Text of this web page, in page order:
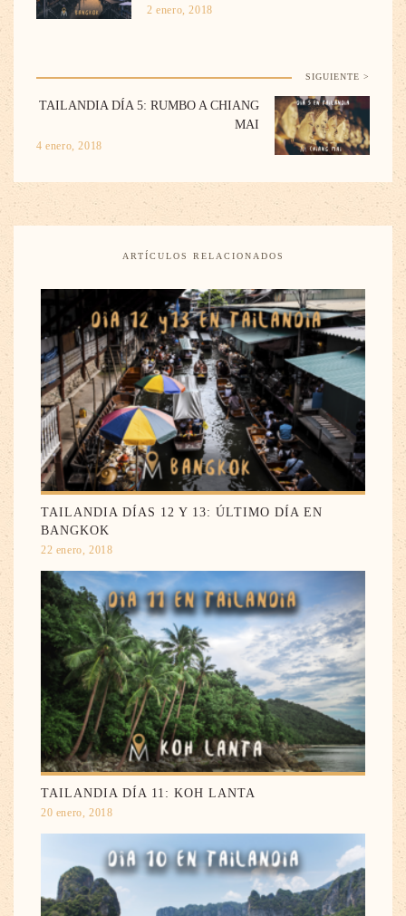
2 enero, 2018
SIGUIENTE >
TAILANDIA DÍA 5: RUMBO A CHIANG
MAI
4 enero, 2018
ARTÍCULOS RELACIONADOS
TAILANDIA DÍAS 12 Y 13: ÚLTIMO DÍA EN
BANGKOK
22 enero, 2018
TAILANDIA DÍA 11: KOH LANTA
20 enero, 2018